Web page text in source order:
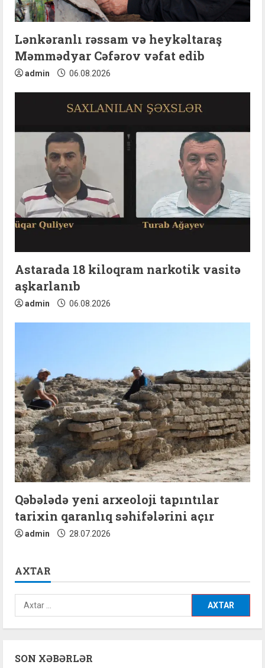
i
n
g
Lənkəranlı rəssam və heykəltaraş
Məmmədyar Cəfərov vəfat edib
admin 06.08.2026
Astarada 18 kiloqram narkotik vasitə
aşkarlanıb
admin 06.08.2026
Qəbələdə yeni arxeoloji tapıntılar
tarixin qaranlıq səhifələrini açır
admin 28.07.2026
AXTAR
Axtarış:
SON XƏBƏRLƏR